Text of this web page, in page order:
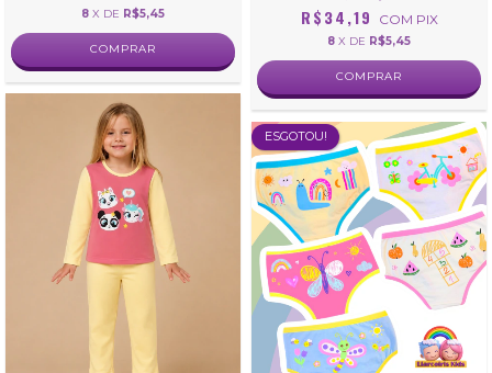
8 X DE R$5,45
COMPRAR
R$34,19 COM PIX
8 X DE R$5,45
COMPRAR
ESGOTOU!